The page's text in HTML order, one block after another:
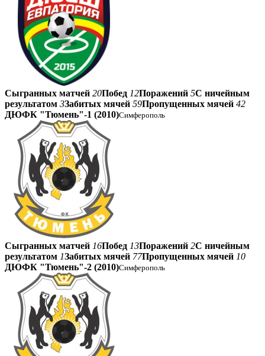
Сыгранных матчей 20Побед 12Поражений 5С ничейным
результатом 3Забитых мячей 59Пропущенных мячей 42
ДЮФК "Тюмень"-1 (2010)Симферополь
Сыгранных матчей 16Побед 13Поражений 2С ничейным
результатом 1Забитых мячей 77Пропущенных мячей 10
ДЮФК "Тюмень"-2 (2010)Симферополь